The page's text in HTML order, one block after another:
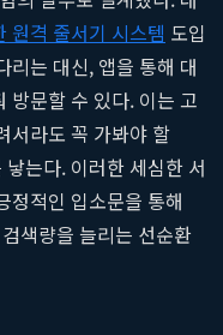
원격 줄서기 시스템 도입
리는 대신, 앱을 통해 대
방문할 수 있다. 이는 고
서라도 꼭 가봐야 할
는다. 이러한 세심한 서
정적인 입소문을 통해
색량을 늘리는 선순환